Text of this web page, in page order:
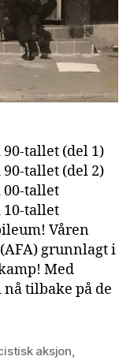
tallet (del 1)
tallet (del 2)
00-tallet
10-tallet
Våren
grunnlagt i
Med
tilbake på de
aksjon,